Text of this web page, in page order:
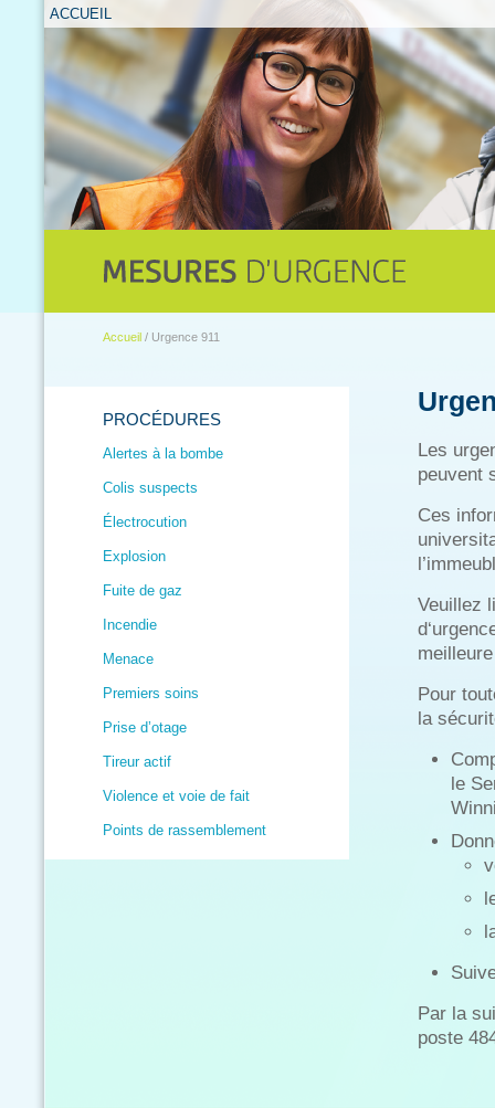
ACCUEIL
Accueil / Urgence 911
PROCÉDURES
Alertes à la bombe
Colis suspects
Électrocution
Explosion
Fuite de gaz
Incendie
Menace
Premiers soins
Prise d’otage
Tireur actif
Violence et voie de fait
Points de rassemblement
Les
peuvent
Ces
Veuillez
Pour
la
le
Par la
poste